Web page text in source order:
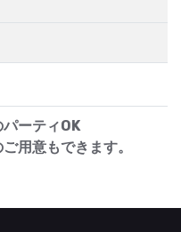
ーティOK
用意もできます。